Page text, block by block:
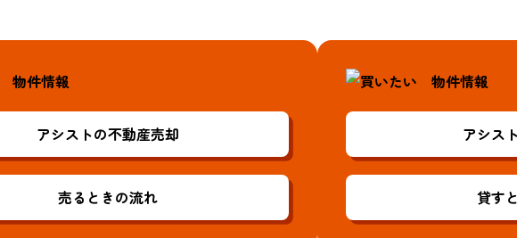
アシストの不動産売却
売るときの流れ
アシス
貸す